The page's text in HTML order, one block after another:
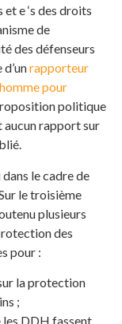
e ‘s des droits
de
des défenseurs
rapporteur
pour
politique
aucun rapport sur
le cadre de
Sur le troisième
plusieurs
des
pour :
la protection
;
les DDH fassent